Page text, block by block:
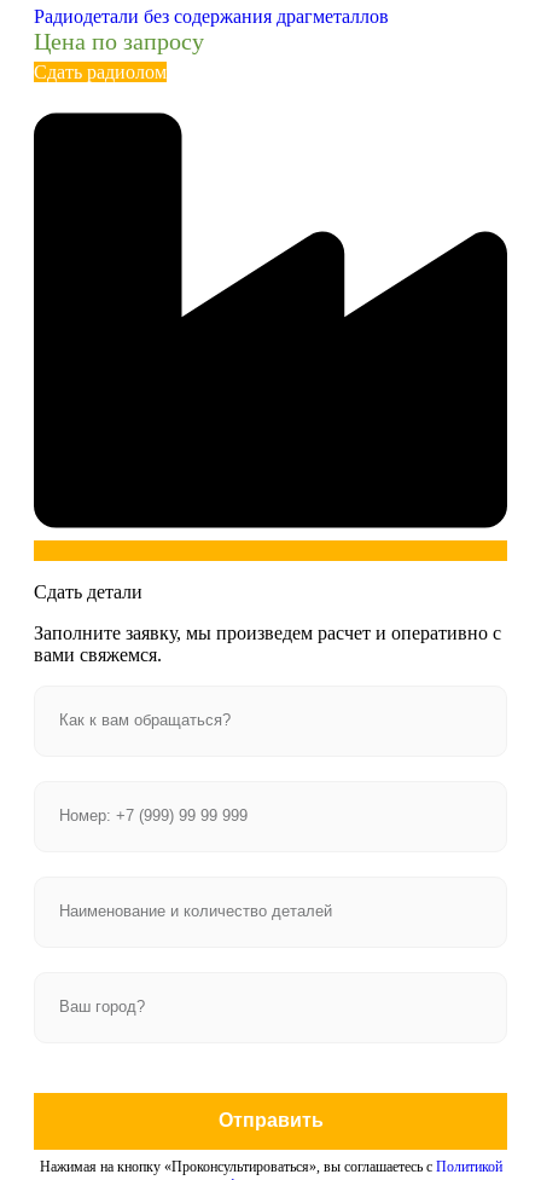
Радиодетали без содержания драгметаллов
Цена по запросу
Сдать радиолом
Сдать детали
Заполните заявку, мы произведем расчет и оперативно с
вами свяжемся.
Отправить
Нажимая на кнопку «Проконсультироваться», вы соглашаетесь с Политикой